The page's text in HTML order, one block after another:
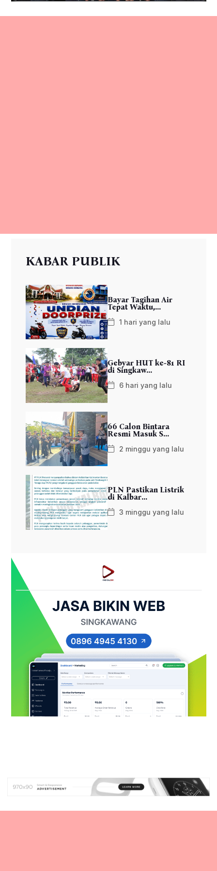
KABAR PUBLIK
Bayar Tagihan Air
Tepat Waktu,...
1 hari yang lalu
Gebyar HUT ke-81 RI
di Singkaw...
6 hari yang lalu
66 Calon Bintara
Resmi Masuk S...
2 minggu yang lalu
PLN Pastikan Listrik
di Kalbar...
3 minggu yang lalu